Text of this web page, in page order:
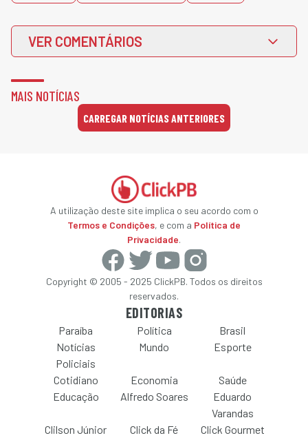
VER COMENTÁRIOS
MAIS NOTÍCIAS
CARREGAR NOTÍCIAS ANTERIORES
A utilização deste site implica o seu acordo com o
Termos e Condições, e com a Política de
Privacidade.
Copyright © 2005 - 2025 ClickPB. Todos os direitos
reservados.
EDITORIAS
Paraíba Política
Brasil
Notícias
Policiais
Mundo Esporte
Cotidiano Economia
Saúde
Educação
Alfredo Soares
Eduardo
Varandas
Clilson Júnior
Click da Fé
Click Gourmet